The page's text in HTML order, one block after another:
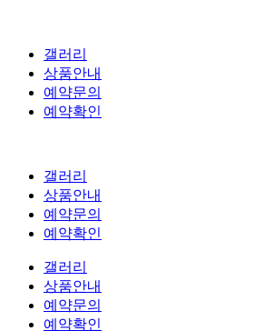
갤러리
상품안내
예약문의
예약확인
갤러리
상품안내
예약문의
예약확인
갤러리
상품안내
예약문의
예약확인